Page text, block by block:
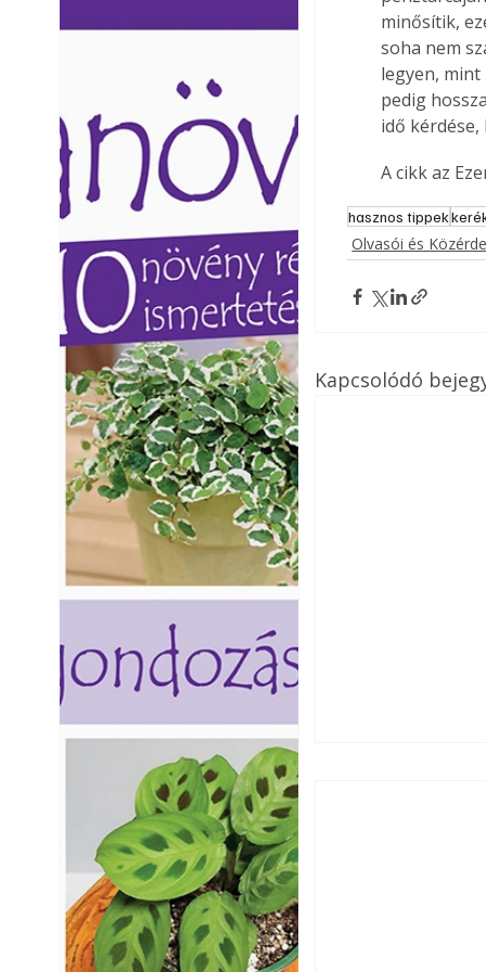
Ezermester
Laptapir kényelmes
mert: – t
minősítik,
soha nem
legyen,
pedig
idő
A cikk az
hasznos tippek
Olvasói és
Kapcsolódó